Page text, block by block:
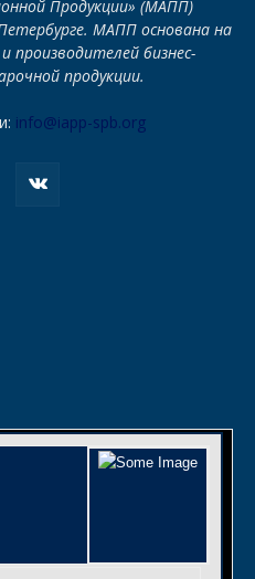
Продукции» (МАПП)
МАПП основана на
производителей бизнес-
продукции.
info@iapp-spb.org